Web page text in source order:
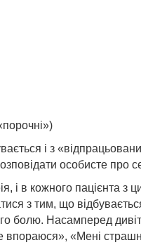
і з
особисте про
і в кожного пацієнта
з тим, що
болю. Насамперед
впораюся», «Мені